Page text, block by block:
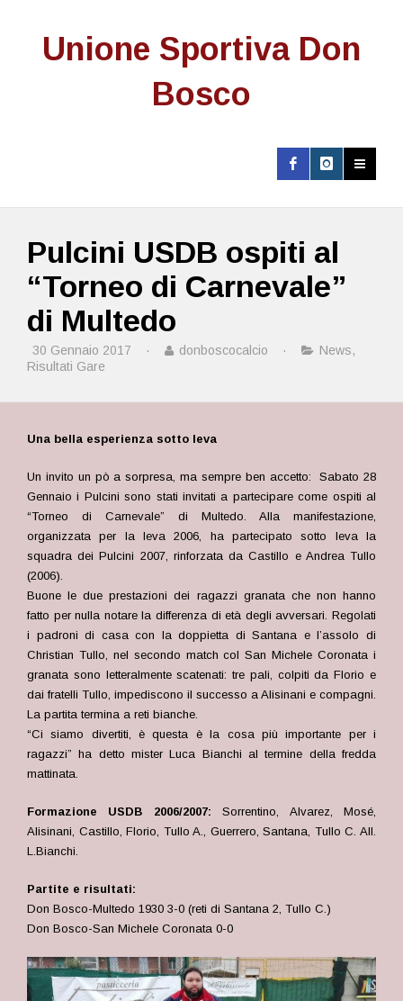
Unione Sportiva Don
Bosco
Pulcini USDB ospiti al
“Torneo di Carnevale”
di Multedo
30 Gennaio 2017 · donboscocalcio · News,
Risultati Gare
Una bella esperienza sotto leva
Un invito un pò a sorpresa, ma sempre ben accetto: Sabato 28
Gennaio i Pulcini sono stati invitati a partecipare come ospiti al
“Torneo di Carnevale” di Multedo. Alla manifestazione,
organizzata per la leva 2006, ha partecipato sotto leva la
squadra dei Pulcini 2007, rinforzata da Castillo e Andrea Tullo
(2006).
Buone le due prestazioni dei ragazzi granata che non hanno
fatto per nulla notare la differenza di età degli avversari. Regolati
i padroni di casa con la doppietta di Santana e l’assolo di
Christian Tullo, nel secondo match col San Michele Coronata i
granata sono letteralmente scatenati: tre pali, colpiti da Florio e
dai fratelli Tullo, impediscono il successo a Alisinani e compagni.
La partita termina a reti bianche.
“Ci siamo divertiti, è questa è la cosa più importante per i
ragazzi” ha detto mister Luca Bianchi al termine della fredda
mattinata.
Formazione USDB 2006/2007: Sorrentino, Alvarez, Mosé,
Alisinani, Castillo, Florio, Tullo A., Guerrero, Santana, Tullo C. All.
L.Bianchi.
Partite e risultati:
Don Bosco-Multedo 1930 3-0 (reti di Santana 2, Tullo C.)
Don Bosco-San Michele Coronata 0-0